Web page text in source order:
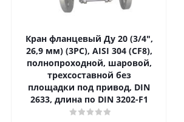
Кран фланцевый Ду 20 (3/4ʺ,
26,9 мм) (3PC), AISI 304 (CF8),
полнопроходной, шаровой,
трехсоставной без
площадки под привод, DIN
2633, длина по DIN 3202-F1